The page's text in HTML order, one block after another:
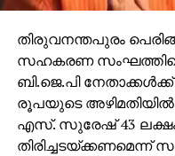
തിരുവനന്തപുരം
സഹകരണ സംഘത്തിലെ
ബി.ജെ.പി
രൂപയുടെ
എസ്. സുരേഷ് 43
തിരിച്ചടയ്ക്കണമെന്ന്